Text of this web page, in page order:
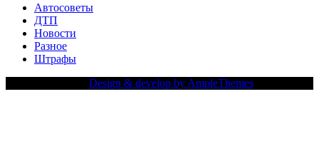
Автосоветы
ДТП
Новости
Разное
Штрафы
Design & develop by AmpleThemes